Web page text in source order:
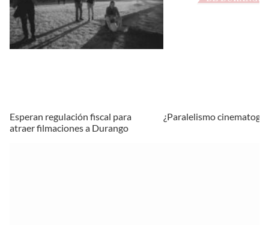
Esperan regulación fiscal para
atraer filmaciones a Durango
¿Paralelismo